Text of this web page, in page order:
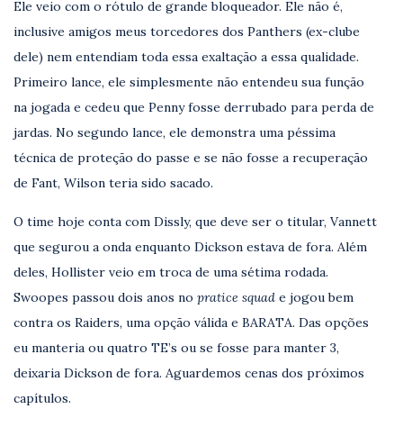
Ele veio com o rótulo de grande bloqueador. Ele não é,
inclusive amigos meus torcedores dos Panthers (ex-clube
dele) nem entendiam toda essa exaltação a essa qualidade.
Primeiro lance, ele simplesmente não entendeu sua função
na jogada e cedeu que Penny fosse derrubado para perda de
jardas. No segundo lance, ele demonstra uma péssima
técnica de proteção do passe e se não fosse a recuperação
de Fant, Wilson teria sido sacado.
O time hoje conta com Dissly, que deve ser o titular, Vannett
que segurou a onda enquanto Dickson estava de fora. Além
deles, Hollister veio em troca de uma sétima rodada.
Swoopes passou dois anos no pratice squad e jogou bem
contra os Raiders, uma opção válida e BARATA. Das opções
eu manteria ou quatro TE’s ou se fosse para manter 3,
deixaria Dickson de fora. Aguardemos cenas dos próximos
capítulos.